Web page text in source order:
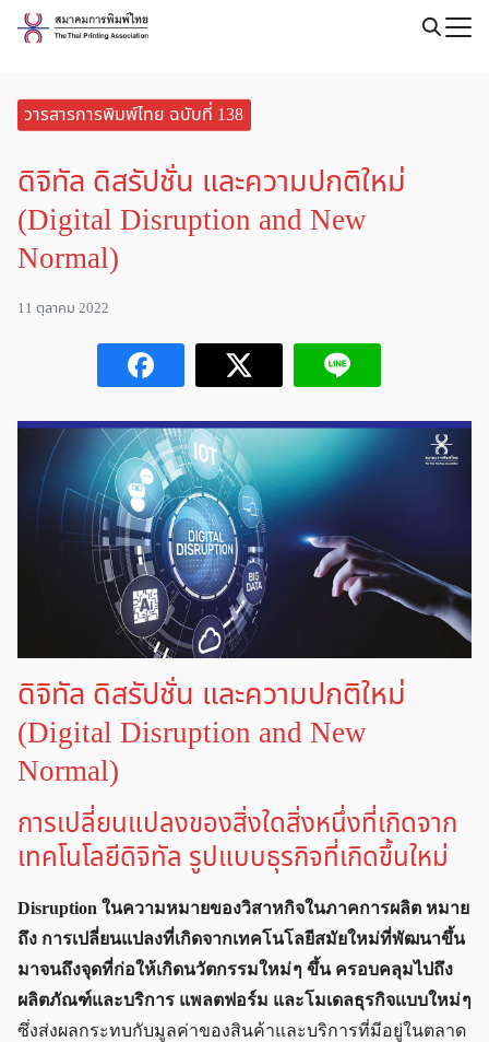
Skip
วารสารการพิมพ์ไทย ฉบับที่ 138
ดิจิทัล ดิสรัปชั่น และความปกติใหม่
(Digital Disruption and New
Normal)
11 ตุลาคม 2022
ดิจิทัล ดิสรัปชั่น และความปกติใหม่
(Digital Disruption and New
Normal)
การเปลี่ยนแปลงของสิ่งใดสิ่งหนึ่งที่เกิดจาก
เทคโนโลยีดิจิทัล รูปแบบธุรกิจที่เกิดขึ้นใหม่
Disruption ในความหมายของวิสาหกิจในภาคการผลิต หมาย
ถึง การเปลี่ยนแปลงที่เกิดจากเทคโนโลยีสมัยใหม่ที่พัฒนาขึ้น
มาจนถึงจุดที่ก่อให้เกิดนวัตกรรมใหม่ ๆ ขึ้น ครอบคลุมไปถึง
ผลิตภัณฑ์และบริการ แพลตฟอร์ม และโมเดลธุรกิจแบบใหม่ ๆ
ซึ่งส่งผลกระทบกับมูลค่าของสินค้าและบริการที่มีอยู่ในตลาด